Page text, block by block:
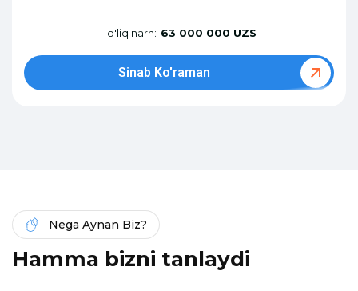
To'liq narh: 63 000 000 UZS
Sinab Ko'raman
Nega Aynan Biz?
Hamma bizni tanlaydi